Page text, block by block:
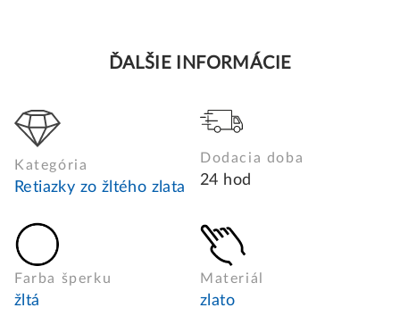
ĎALŠIE INFORMÁCIE
Kategória
Retiazky zo žltého zlata
Dodacia doba
24 hod
Farba šperku
žltá
Materiál
zlato